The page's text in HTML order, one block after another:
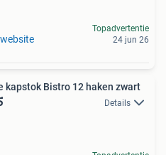
Topadvertentie
24 jun 26
kapstok Bistro 12 haken zwart
Details